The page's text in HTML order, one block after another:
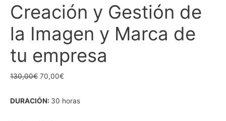
Creación y Gestión de
la Imagen y Marca de
tu empresa
130,00€ 70,00€
DURACIÓN: 30 horas